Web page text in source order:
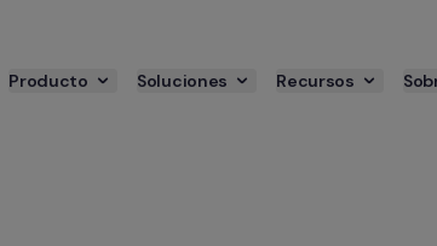
Producto Soluciones Recursos